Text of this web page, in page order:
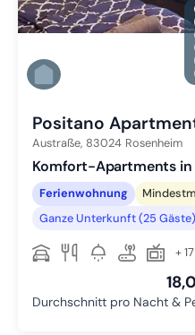
Positano
Austraße, 83024 Rosenheim
Komfort-Apartments in
Ferienwohnung
Ganze Unterkunft (25 Gäste)
+
Durchschnitt pro Nacht &